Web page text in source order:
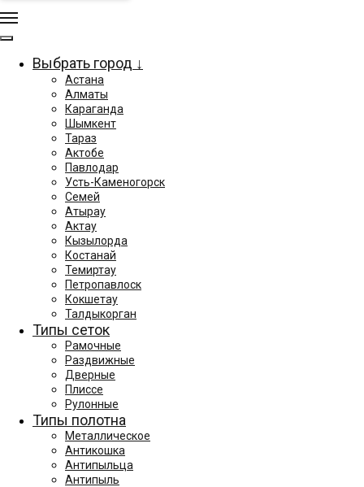
Выбрать город ↓
Астана
Алматы
Караганда
Шымкент
Тараз
Актобе
Павлодар
Усть-Каменогорск
Семей
Атырау
Актау
Кызылорда
Костанай
Темиртау
Петропавлоск
Кокшетау
Талдыкорган
Типы сеток
Рамочные
Раздвижные
Дверные
Плиссе
Рулонные
Типы полотна
Металлическое
Антикошка
Антипыльца
Антипыль